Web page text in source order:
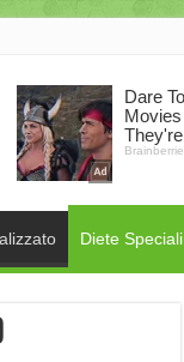
Diete Speciali